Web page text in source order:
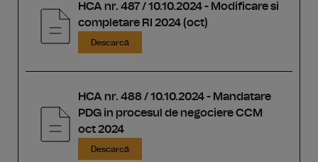
HCA nr. 487 / 10.10.2024 - Modificare si
completare RI 2024 (oct)
Descarcă
HCA nr. 488 / 10.10.2024 - Mandatare
PDG in procesul de negociere CCM
oct 2024
Descarcă